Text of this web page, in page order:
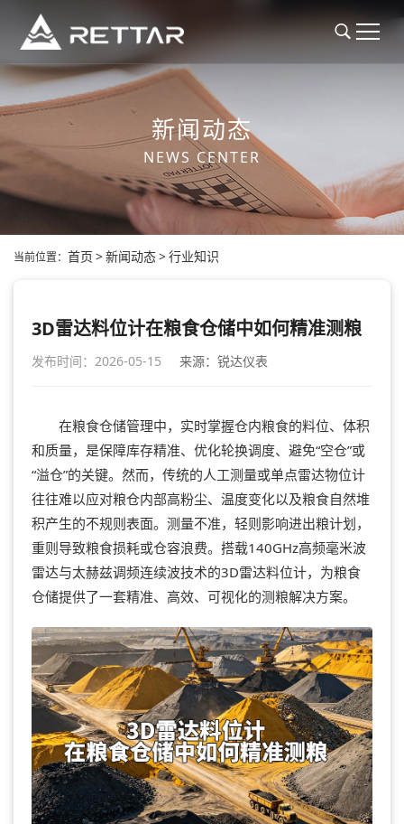
新闻动态
NEWS CENTER
当前位置： 首页 >新闻动态>行业知识
3D雷达料位计在粮食仓储中如何精准测粮
发布时间：2026-05-15 来源：锐达仪表
在粮食仓储管理中，实时掌握仓内粮食的料位、体积
和质量，是保障库存精准、优化轮换调度、避免“空仓”或
“溢仓”的关键。然而，传统的人工测量或单点雷达物位计
往往难以应对粮仓内部高粉尘、温度变化以及粮食自然堆
积产生的不规则表面。测量不准，轻则影响进出粮计划，
重则导致粮食损耗或仓容浪费。搭载140GHz高频毫米波
雷达与太赫兹调频连续波技术的3D雷达料位计，为粮食
仓储提供了一套精准、高效、可视化的测粮解决方案。